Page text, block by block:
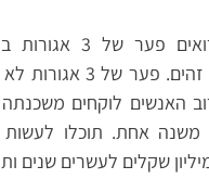
כלומר אנו רואים
שחשבנו שהם זהים.
האנשים לוקחים
משנה אחת. תוכלו לעשות